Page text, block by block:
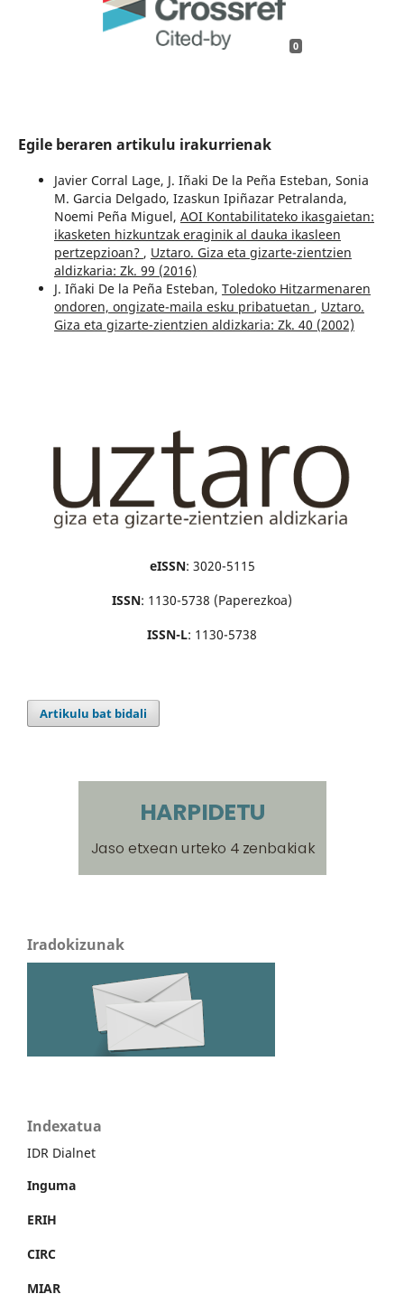
0
Egile beraren artikulu irakurrienak
Javier Corral Lage, J. Iñaki De la Peña Esteban, Sonia
M. Garcia Delgado, Izaskun Ipiñazar Petralanda,
Noemi Peña Miguel, AOI Kontabilitateko ikasgaietan:
ikasketen hizkuntzak eraginik al dauka ikasleen
pertzepzioan? , Uztaro. Giza eta gizarte-zientzien
aldizkaria: Zk. 99 (2016)
J. Iñaki De la Peña Esteban, Toledoko Hitzarmenaren
ondoren, ongizate-maila esku pribatuetan , Uztaro.
Giza eta gizarte-zientzien aldizkaria: Zk. 40 (2002)
eISSN: 3020-5115
ISSN: 1130-5738 (Paperezkoa)
ISSN-L: 1130-5738
Artikulu bat bidali
Iradokizunak
Indexatua
IDR Dialnet
Inguma
ERIH
CIRC
MIAR